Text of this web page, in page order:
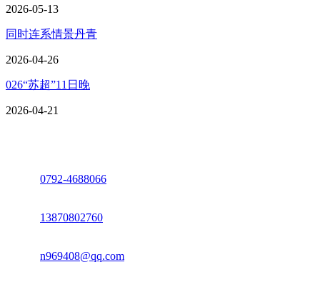
2026-05-13
同时连系情景丹青
2026-04-26
026“苏超”11日晚
2026-04-21
0792-4688066
13870802760
n969408@qq.com